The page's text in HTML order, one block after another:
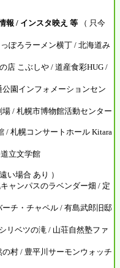
報 / インスタ映え 等 （ 只今
ぽろラーメン横丁 / 北海道み
店 こぶしや / 道産食彩HUG /
園インフォメーションセン
/ 札幌市博物館活動センター
札幌コンサートホール Kitara
立文学館
い場合 あり ）
ャンパスのラベンダー畑 / 定
チ・チャペル / 有島武郎旧邸
リベツの滝 / 山荘自然塾ファ
村 / 豊平川サーモンウォッチ